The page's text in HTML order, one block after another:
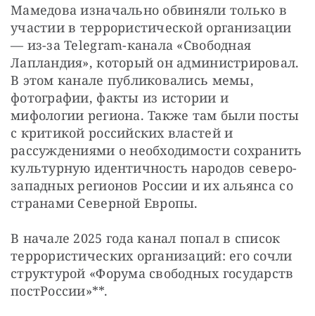
Мамедова изначально обвиняли только в
участии в террористической организации
— из-за Telegram-канала «Свободная
Лапландия», который он администрировал.
В этом канале публиковались мемы,
фотографии, факты из истории и
мифологии региона. Также там были посты
с критикой российских властей и
рассуждениями о необходимости сохранить
культурную идентичность народов северо-
западных регионов России и их альянса со
странами Северной Европы.
В начале 2025 года канал попал в список
террористических организаций: его сочли
структурой «Форума свободных государств
постРоссии»**.